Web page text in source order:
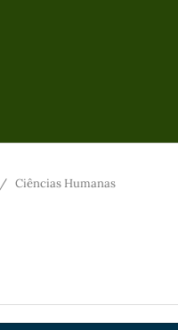
/ Ciências Humanas